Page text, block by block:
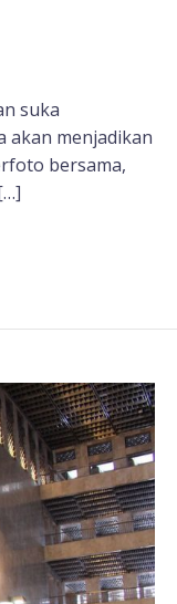
suka
akan menjadikan
bersama,